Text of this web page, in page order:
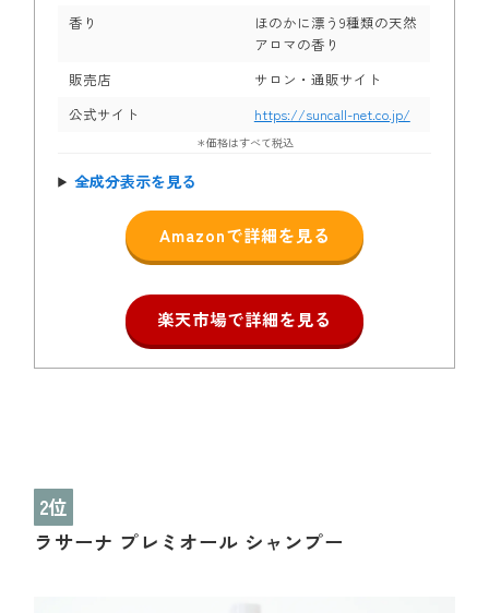
香り
ほのかに漂う9種類の天然
アロマの香り
販売店
サロン・通販サイト
公式サイト
https://suncall-net.co.jp/
＊価格はすべて税込
全成分表示を見る
Amazonで詳細を見る
楽天市場で詳細を見る
2位
ラサーナ プレミオール シャンプー